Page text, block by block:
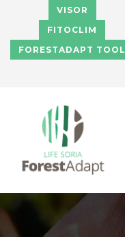
Pasar al contenido principal
VISOR
FITOCLIM
FORESTADAPT TOOL